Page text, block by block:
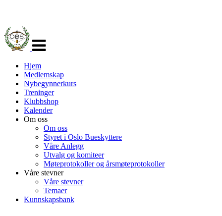
navigasjon
Hjem
Medlemskap
Nybegynnerkurs
Treninger
Klubbshop
Kalender
Om oss
Om oss
Styret i Oslo Bueskyttere
Våre Anlegg
Utvalg og komiteer
Møteprotokoller og årsmøteprotokoller
Våre stevner
Våre stevner
Temaer
Kunnskapsbank